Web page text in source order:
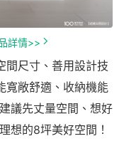
詳情>>
間尺寸、善用設計技
寬敞舒適、收納機能
議先丈量空間、想好
想的8坪美好空間！